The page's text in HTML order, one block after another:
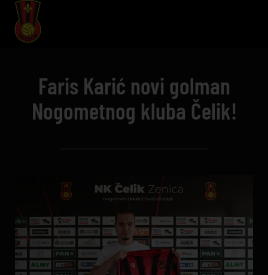
Faris Karić novi golman
Nogometnog kluba Čelik!